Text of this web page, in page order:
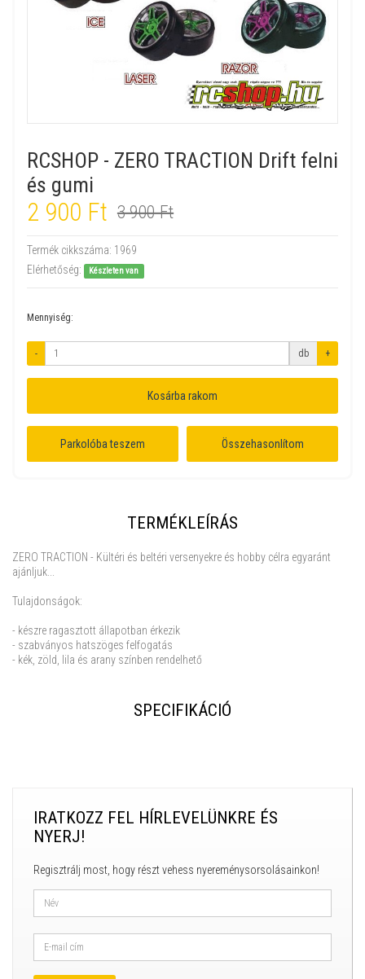
RCSHOP - ZERO TRACTION Drift felni
és gumi
2 900 Ft 3 900 Ft
Termék cikkszáma: 1969
Elérhetőség:
Készleten van
Mennyiség:
- db +
Kosárba rakom
Parkolóba teszem Összehasonlítom
TERMÉKLEÍRÁS
ZERO TRACTION - Kültéri és beltéri versenyekre és hobby célra egyaránt
ajánljuk...
Tulajdonságok:
- készre ragasztott állapotban érkezik
- szabványos hatszöges felfogatás
- kék, zöld, lila és arany színben rendelhető
SPECIFIKÁCIÓ
IRATKOZZ FEL HÍRLEVELÜNKRE ÉS
NYERJ!
Regisztrálj most, hogy részt vehess nyereménysorsolásainkon!